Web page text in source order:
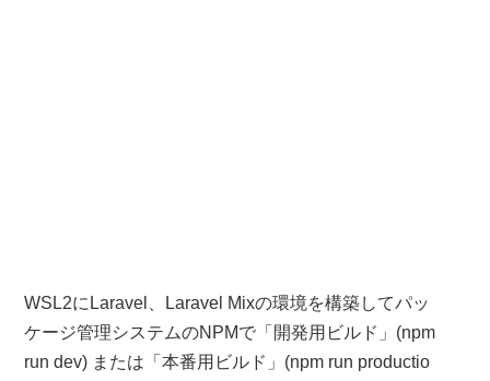
WSL2にLaravel、Laravel Mixの環境を構築してパッ
ケージ管理システムのNPMで「開発用ビルド」(npm
run dev) または「本番用ビルド」(npm run productio